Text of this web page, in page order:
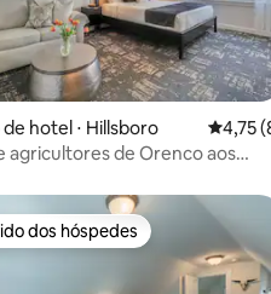
média de 5, 13 avaliações
hotel ⋅ Hillsboro 4,75
4,75
agricultores de Orenco aos
dos hóspedes
dos hóspedes